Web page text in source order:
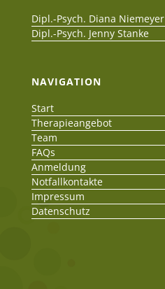
Dipl.-Psych. Diana Niemeyer
Dipl.-Psych. Jenny Stanke
NAVIGATION
Start
Therapieangebot
Team
FAQs
Anmeldung
Notfallkontakte
Impressum
Datenschutz